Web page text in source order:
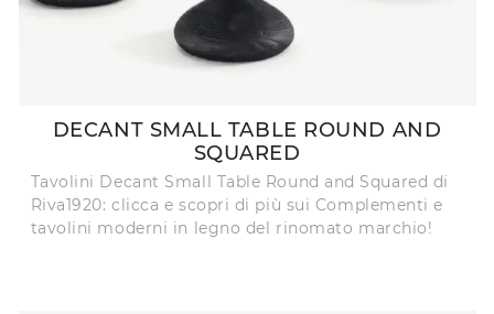
DECANT SMALL TABLE ROUND AND
SQUARED
Tavolini Decant Small Table Round and Squared di
Riva1920: clicca e scopri di più sui Complementi e
tavolini moderni in legno del rinomato marchio!